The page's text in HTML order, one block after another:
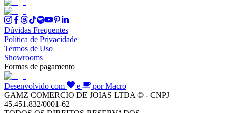
Dúvidas Frequentes
Política de Privacidade
Termos de Uso
Showrooms
Formas de pagamento
Desenvolvido com e
por Macro
GAMZ COMERCIO DE JOIAS LTDA © - CNPJ
45.451.832/0001-62